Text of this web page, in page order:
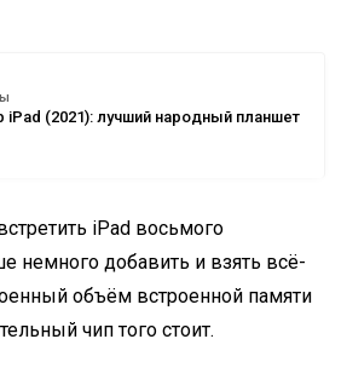
iPad (2021): лучший народный планшет
iPad восьмого
немного добавить и взять всё-
объём встроенной памяти
чип того стоит.